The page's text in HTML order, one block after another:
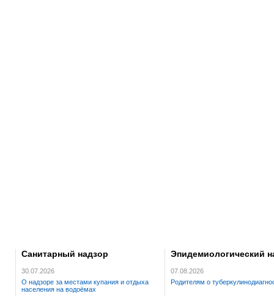
Санитарный надзор
30.07.2026
О надзоре за местами купания и отдыха
населения на водоёмах
Эпидемиологический
07.08.2026
Родителям о